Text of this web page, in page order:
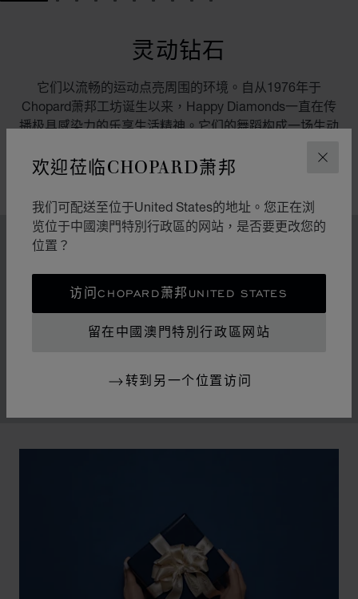
关闭
欢迎莅临CHOPARD萧邦
我们可配送至位于United States的地址。您正在浏
览位于中國澳門特別行政區的网站，是否要更改您的
位置？
访问CHOPARD萧邦UNITED STATES
留在中國澳門特別行政區网站
转到另一个位置访问
GO TO SLIDE 1GO TO SLIDE 2
GO TO SLIDE 3
GO TO SLIDE 4
GO TO SLIDE 5
GO TO SLIDE 6
GO TO SLIDE 7
GO TO SLIDE 8
GO TO SLIDE 9
GO TO SLIDE 10
灵动钻石
它们以流畅的运动点亮周围的环境。自从1976年于
Chopard萧邦工坊诞生以来，Happy Diamonds一直在传
播极具感染力的乐享生活精神。它们的舞蹈构成一场生动
的微笑。
特色
传奇的灵动钻石
则，随着社会自由化为标志的时代变革而不断发展。